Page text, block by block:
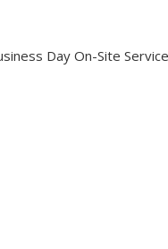
Day On-Site Service